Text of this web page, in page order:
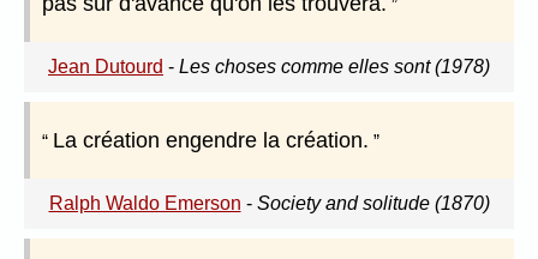
Jean Dutourd - Les choses comme elles sont (1978)
La création engendre la création.
Ralph Waldo Emerson - Society and solitude (1870)